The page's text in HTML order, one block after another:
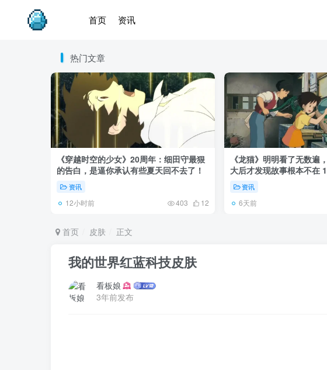
首页 资讯
热门文章
《穿越时空的少女》20周年：细田守最狠
的告白，是逼你承认有些夏天回不去了！
资讯
12小时前 403 12
《龙猫》明明看了无数遍
大后才发现故事根本不在
资讯
6天前
首页 皮肤 正文
我的世界红蓝科技皮肤
看板娘
3年前发布